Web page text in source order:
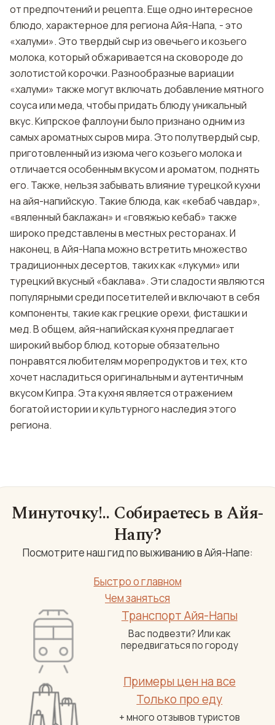
от предпочтений и рецепта. Еще одно интересное
блюдо, характерное для региона Айя-Напа, - это
«халуми». Это твердый сыр из овечьего и козьего
молока, который обжаривается на сковороде до
золотистой корочки. Разнообразные вариации
«халуми» также могут включать добавление мятного
соуса или меда, чтобы придать блюду уникальный
вкус. Кипрское фаллоуни было признано одним из
самых ароматных сыров мира. Это полутвердый сыр,
приготовленный из изюма чего козьего молока и
отличается особенным вкусом и ароматом, поднять
его. Также, нельзя забывать влияние турецкой кухни
на айя-напийскую. Такие блюда, как «кебаб чавдар»,
«вяленный баклажан» и «говяжью кебаб» также
широко представлены в местных ресторанах. И
наконец, в Айя-Напа можно встретить множество
традиционных десертов, таких как «лукуми» или
турецкий вкусный «баклава». Эти сладости являются
популярными среди посетителей и включают в себя
компоненты, такие как грецкие орехи, фисташки и
мед. В общем, айя-напийская кухня предлагает
широкий выбор блюд, которые обязательно
понравятся любителям морепродуктов и тех, кто
хочет насладиться оригинальным и аутентичным
вкусом Кипра. Эта кухня является отражением
богатой истории и культурного наследия этого
региона.
Минуточку!.. Собираетесь в Айя-
Напу?
Посмотрите наш гид по выживанию в Айя-Напе:
Быстро о главном
Чем заняться
Транспорт Айя-Напы
Вас подвезти? Или как
передвигаться по городу
Примеры цен на все
Только про еду
+ много отзывов туристов